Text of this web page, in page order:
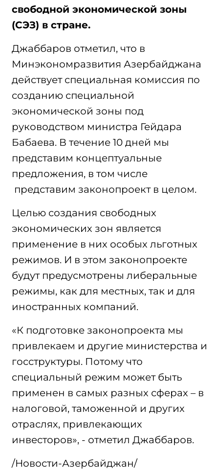
свободной экономической зоны
(СЭЗ) в стране.
Джаббаров отметил, что в
Минэкономразвития Азербайджана
действует специальная комиссия по
созданию специальной
экономической зоны под
руководством министра Гейдара
Бабаева. В течение 10 дней мы
представим концептуальные
предложения, в том числе
представим законопроект в целом.
Целью создания свободных
экономических зон является
применение в них особых льготных
режимов. И в этом законопроекте
будут предусмотрены либеральные
режимы, как для местных, так и для
иностранных компаний.
«К подготовке законопроекта мы
привлекаем и другие министерства и
госструктуры. Потому что
специальный режим может быть
применен в самых разных сферах – в
налоговой, таможенной и других
отраслях, привлекающих
инвесторов», - отметил Джаббаров.
/Новости-Азербайджан/